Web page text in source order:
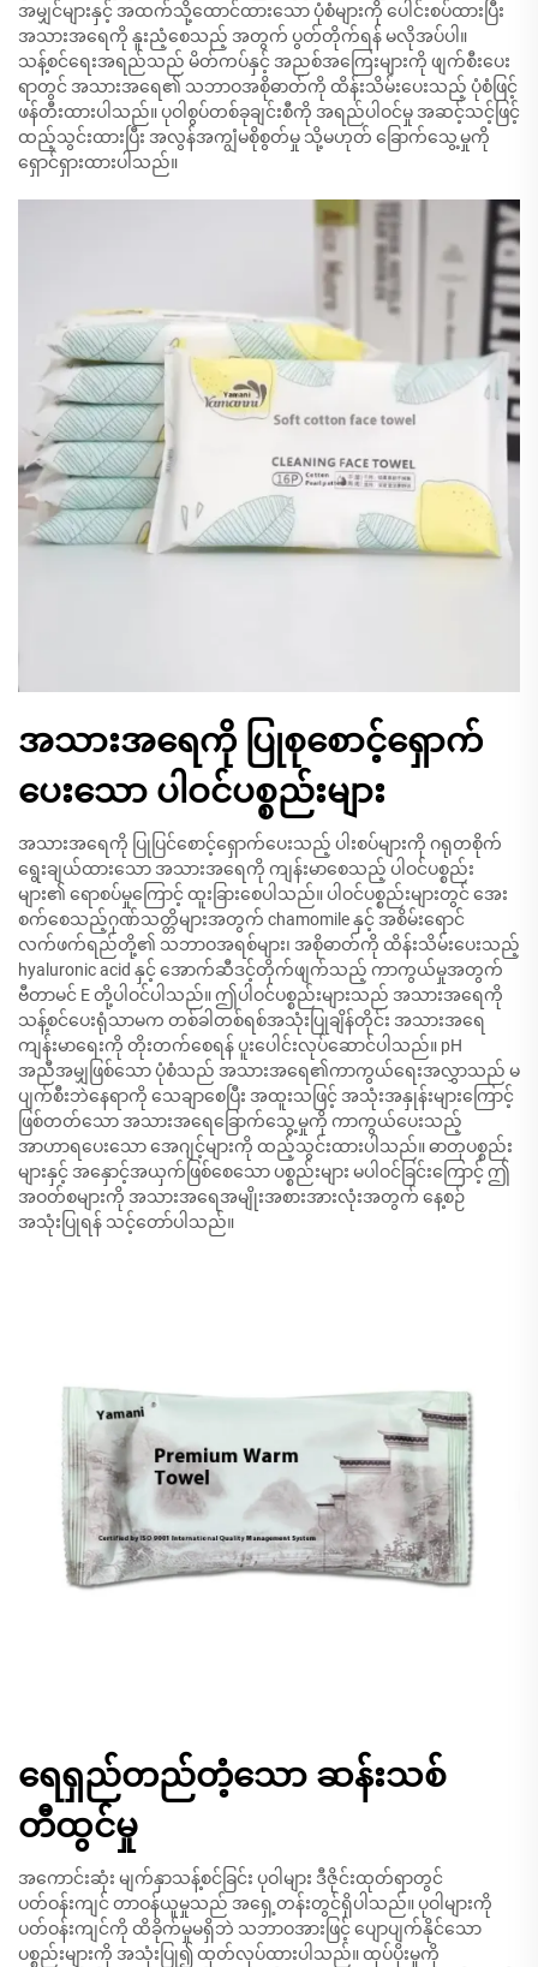
အမျှင်များနှင့် အထက်သို့ထောင်ထားသော ပုံစံများကို ပေါင်းစပ်ထားပြီး
အသားအရေကို နူးညံ့စေသည့် အတွက် ပွတ်တိုက်ရန် မလိုအပ်ပါ။
သန့်စင်ရေးအရည်သည် မိတ်ကပ်နှင့် အညစ်အကြေးများကို ဖျက်စီးပေး
ရာတွင် အသားအရေ၏ သဘာဝအစိုဓာတ်ကို ထိန်းသိမ်းပေးသည့် ပုံစံဖြင့်
ဖန်တီးထားပါသည်။ ပုဝါစွပ်တစ်ခုချင်းစီကို အရည်ပါဝင်မှု အဆင့်သင့်ဖြင့်
ထည့်သွင်းထားပြီး အလွန်အကျွံမစိုစွတ်မှု သို့မဟုတ် ခြောက်သွေ့မှုကို
ရှောင်ရှားထားပါသည်။
အသားအရေကို ပြုစုစောင့်ရှောက်
ပေးသော ပါဝင်ပစ္စည်းများ
အသားအရေကို ပြုပြင်စောင့်ရှောက်ပေးသည့် ပါးစပ်များကို ဂရုတစိုက်
ရွေးချယ်ထားသော အသားအရေကို ကျန်းမာစေသည့် ပါဝင်ပစ္စည်း
များ၏ ရောစပ်မှုကြောင့် ထူးခြားစေပါသည်။ ပါဝင်ပစ္စည်းများတွင် အေး
စက်စေသည့်ဂုဏ်သတ္တိများအတွက် chamomile နှင့် အစိမ်းရောင်
လက်ဖက်ရည်တို့၏ သဘာဝအရစ်များ၊ အစိုဓာတ်ကို ထိန်းသိမ်းပေးသည့်
hyaluronic acid နှင့် အောက်ဆီဒင့်တိုက်ဖျက်သည့် ကာကွယ်မှုအတွက်
ဗီတာမင် E တို့ပါဝင်ပါသည်။ ဤပါဝင်ပစ္စည်းများသည် အသားအရေကို
သန့်စင်ပေးရုံသာမက တစ်ခါတစ်ရစ်အသုံးပြုချိန်တိုင်း အသားအရေ
ကျန်းမာရေးကို တိုးတက်စေရန် ပူးပေါင်းလုပ်ဆောင်ပါသည်။ pH
အညီအမျှဖြစ်သော ပုံစံသည် အသားအရေ၏ကာကွယ်ရေးအလွှာသည် မ
ပျက်စီးဘဲနေရာကို သေချာစေပြီး အထူးသဖြင့် အသုံးအနှုန်းများကြောင့်
ဖြစ်တတ်သော အသားအရေခြောက်သွေ့မှုကို ကာကွယ်ပေးသည့်
အာဟာရပေးသော အေဂျင့်များကို ထည့်သွင်းထားပါသည်။ ဓာတုပစ္စည်း
များနှင့် အနှောင့်အယှက်ဖြစ်စေသော ပစ္စည်းများ မပါဝင်ခြင်းကြောင့် ဤ
အဝတ်စများကို အသားအရေအမျိုးအစားအားလုံးအတွက် နေ့စဉ်
အသုံးပြုရန် သင့်တော်ပါသည်။
ရေရှည်တည်တံ့သော ဆန်းသစ်
တီထွင်မှု
အကောင်းဆုံး မျက်နှာသန့်စင်ခြင်း ပုဝါများ ဒီဇိုင်းထုတ်ရာတွင်
ပတ်ဝန်းကျင် တာဝန်ယူမှုသည် အရှေ့တန်းတွင်ရှိပါသည်။ ပုဝါများကို
ပတ်ဝန်းကျင်ကို ထိခိုက်မှုမရှိဘဲ သဘာဝအားဖြင့် ပျောပျက်နိုင်သော
ပစ္စည်းများကို အသုံးပြု၍ ထုတ်လုပ်ထားပါသည်။ ထုပ်ပိုးမှုကို